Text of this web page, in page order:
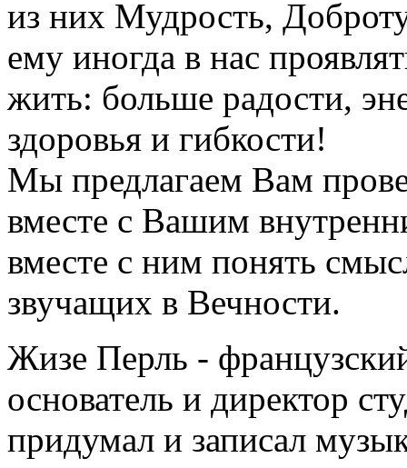
из них Мудрость,
ему иногда в нас
жить: больше радости,
здоровья и гибкости!
Мы предлагаем Вам
вместе с Вашим
вместе с ним понять
звучащих в Вечности.
Жизе Перль -
основатель и директор
придумал и записал